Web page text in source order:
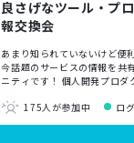
良さげなツール・プ
報交換会
あまり知られていないけど便
今話題のサービスの情報を共
ニティです！ 個人開発プロダ
です！175人が参加中 ロ